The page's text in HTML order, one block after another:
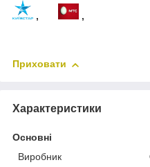
, ,
Приховати
Характеристики
Основні
Виробник